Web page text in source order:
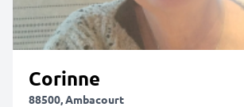
Corinne
88500, Ambacourt